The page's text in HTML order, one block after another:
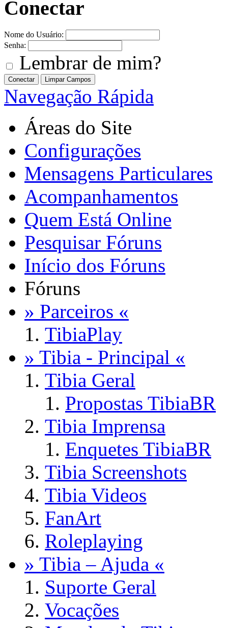
Conectar
Nome do Usuário:
Senha:
Lembrar de mim?
Navegação Rápida
Áreas do Site
Configurações
Mensagens Particulares
Acompanhamentos
Quem Está Online
Pesquisar Fóruns
Início dos Fóruns
Fóruns
» Parceiros «
TibiaPlay
» Tibia - Principal «
Tibia Geral
Propostas TibiaBR
Tibia Imprensa
Enquetes TibiaBR
Tibia Screenshots
Tibia Videos
FanArt
Roleplaying
» Tibia – Ajuda «
Suporte Geral
Vocações